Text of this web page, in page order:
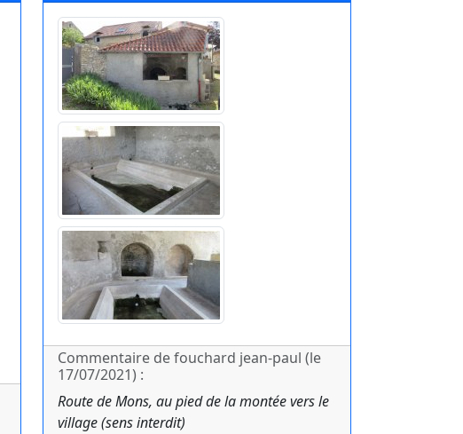
Commentaire de fouchard jean-paul (le
17/07/2021) :
Route de Mons, au pied de la montée vers le
village (sens interdit)